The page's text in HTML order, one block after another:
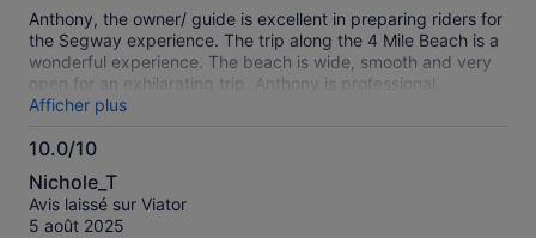
Anthony, the owner/ guide is excellent in preparing riders for
the Segway experience. The trip along the 4 Mile Beach is a
wonderful experience. The beach is wide, smooth and very
open for an exhilarating trip. Anthony is professional,
personable and very qualified which makes it all worthwhile.
Afficher plus
10.0/10
10.0
sur
10
Nichole_T
Avis laissé sur Viator
5 août 2025